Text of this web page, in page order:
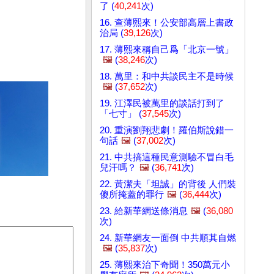
了 (40,241次)
16. 查薄熙來！公安部高層上書政
治局 (39,126次)
17. 薄熙來稱自己爲「北京一號」
🖼️ (38,246次)
18. 萬里：和中共談民主不是時候
🖼️ (37,652次)
19. 江澤民被萬里的談話打到了
「七寸」 (37,545次)
20. 重演劉翔悲劇！羅伯斯說錯一
句話 🖼️ (37,002次)
21. 中共搞這種民意測驗不冒白毛
兒汗嗎？ 🖼️ (36,741次)
22. 黃潔夫「坦誠」的背後 人們裝
傻所掩蓋的罪行 🖼️ (36,444次)
23. 給新華網送條消息 🖼️ (36,080
次)
24. 新華網友一面倒 中共順其自燃
🖼️ (35,837次)
25. 薄熙來治下奇聞！350萬元小